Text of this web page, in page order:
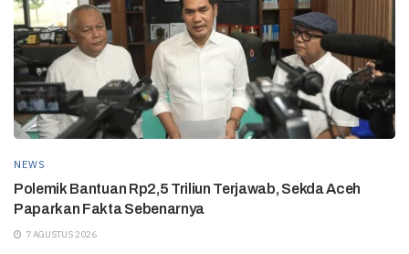
NEWS
Polemik Bantuan Rp2,5 Triliun Terjawab, Sekda Aceh
Paparkan Fakta Sebenarnya
7 AGUSTUS 2026